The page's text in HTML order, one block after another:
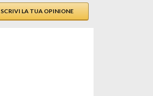
SCRIVI LA TUA OPINIONE